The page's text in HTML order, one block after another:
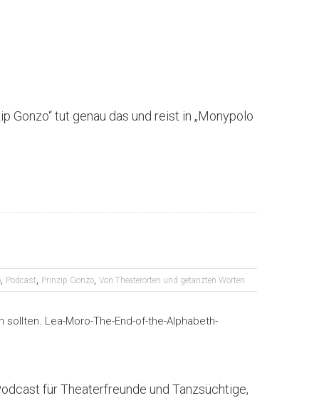
Gonzo“ tut genau das und reist in „Monypolo
, Podcast, Prinzip Gonzo, Von Theaterorten und getanzten Worten
für Theaterfreunde und Tanzsüchtige,